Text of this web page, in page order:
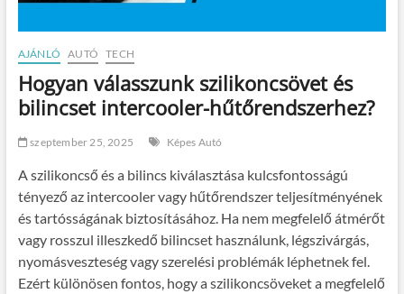
AJÁNLÓ AUTÓ TECH
Hogyan válasszunk szilikoncsövet és
bilincset intercooler-hűtőrendszerhez?
szeptember 25, 2025 Képes Autó
A szilikoncső és a bilincs kiválasztása kulcsfontosságú
tényező az intercooler vagy hűtőrendszer teljesítményének
és tartósságának biztosításához. Ha nem megfelelő átmérőt
vagy rosszul illeszkedő bilincset használunk, légszivárgás,
nyomásveszteség vagy szerelési problémák léphetnek fel.
Ezért különösen fontos, hogy a szilikoncsöveket a megfelelő